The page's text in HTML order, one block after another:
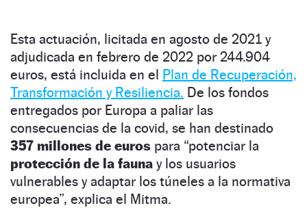
Esta actuación, licitada en agosto de 2021 y
adjudicada en febrero de 2022 por 244.904
euros, está incluida en el Plan de Recuperación,
Transformación y Resiliencia. De los fondos
entregados por Europa a paliar las
consecuencias de la covid, se han destinado
357 millones de euros para “potenciar la
protección de la fauna y los usuarios
vulnerables y adaptar los túneles a la normativa
europea”, explica el Mitma.